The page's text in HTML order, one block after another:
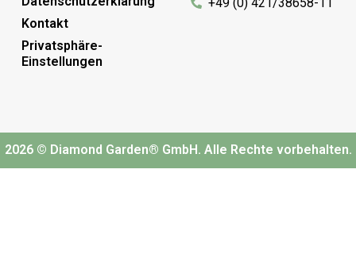
Kontakt
Privatsphäre-
Einstellungen
2026 © Diamond Garden® GmbH. Alle Rechte vorbehalten.